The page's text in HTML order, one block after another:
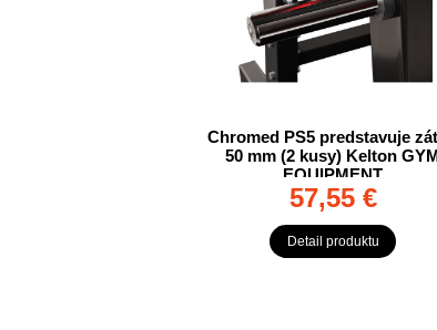
Chromed PS5 predstavuje
50 mm (2 kusy) Kelton
EQUIPMENT
57,55 €
Detail produktu